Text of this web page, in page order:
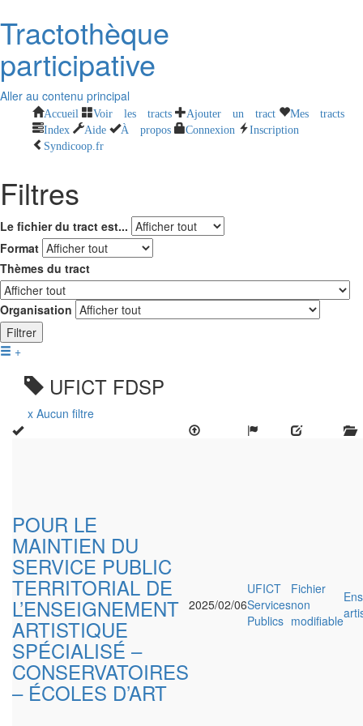
Tractothèque
participative
Aller au contenu principal
Accueil Voir les tracts Ajouter un tract
Mes tracts
Index
Aide À propos Connexion
Inscription
Syndicoop.fr
Filtres
Le fichier du tract est...
Format
Thèmes du tract
Organisation
Filtrer
+
UFICT FDSP
x Aucun filtre
POUR LE
MAINTIEN DU
SERVICE PUBLIC
TERRITORIAL DE
L’ENSEIGNEMENT
ARTISTIQUE
SPÉCIALISÉ –
CONSERVATOIRES
– ÉCOLES D’ART
2025/02/06
UFICT
Services
Publics
Fichier
non
modifiable